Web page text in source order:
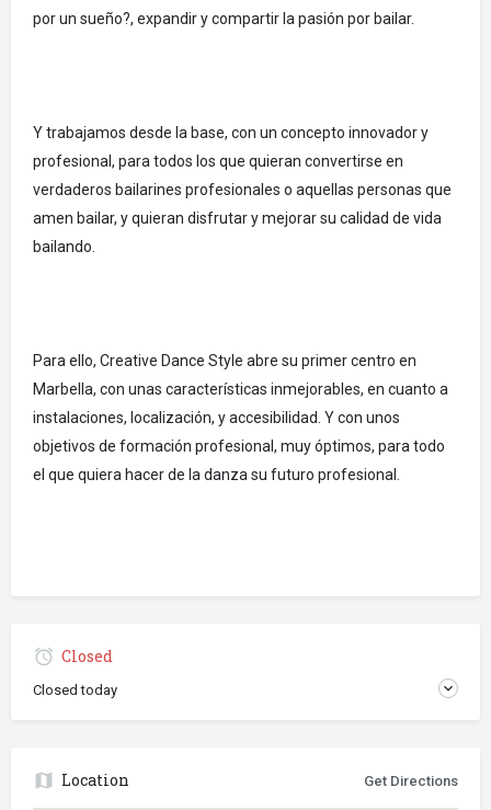
por un sueño?, expandir y compartir la pasión por bailar.
Y trabajamos desde la base, con un concepto innovador y
profesional, para todos los que quieran convertirse en
verdaderos bailarines profesionales o aquellas personas que
amen bailar, y quieran disfrutar y mejorar su calidad de vida
bailando.
Para ello, Creative Dance Style abre su primer centro en
Marbella, con unas características inmejorables, en cuanto a
instalaciones, localización, y accesibilidad. Y con unos
objetivos de formación profesional, muy óptimos, para todo
el que quiera hacer de la danza su futuro profesional.
Closed
Closed today
Location Get Directions